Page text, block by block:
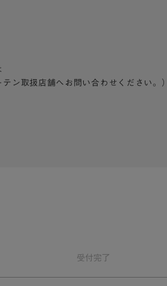
ン取扱店舗へお問い合わせください。）
受付完了